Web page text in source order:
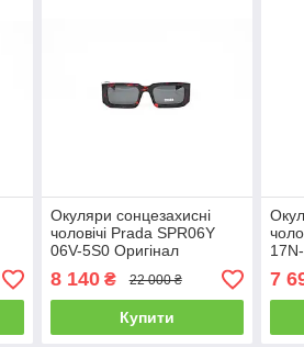
Окуляри сонцезахисні
чоловічі Prada SPR06Y
06V-5S0 Оригінал
8 140₴ 22 000 ₴
Купити
7